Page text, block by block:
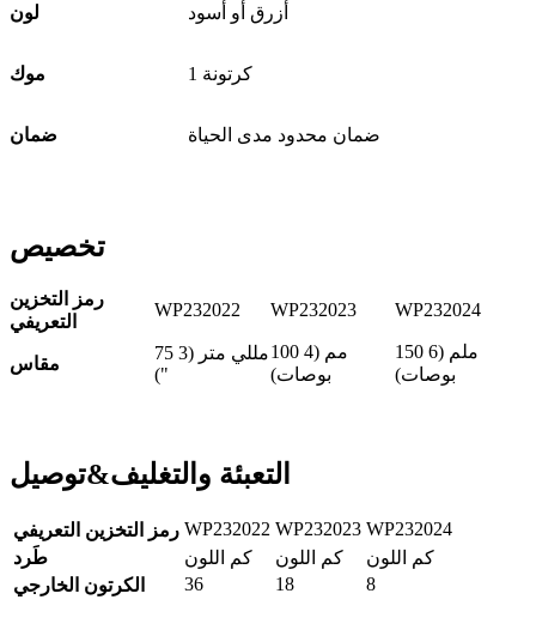
لون أزرق أو أسود
موك 1 كرتونة
ضمان ضمان محدود مدى الحياة
تخصيص
رمز التخزين
التعريفي
WP232022 WP232023 WP232024
مقاس
75 مللي متر (3
")
100 مم (4
بوصات)
150 ملم (6
بوصات)
التعبئة والتغليف&توصيل
رمز التخزين التعريفي WP232022 WP232023 WP232024
طَرد
كم اللون كم اللون
كم اللون
الكرتون الخارجي
36 18 8